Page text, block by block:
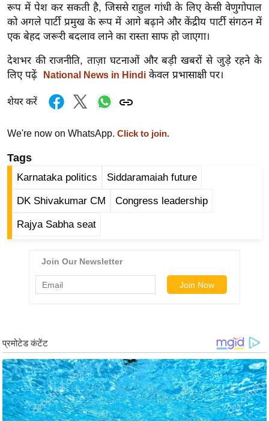
रं
ज
न
ज
ग
बॉ
वु
ड
वु
e
a
k
i
n
रूप में पेश कर सकती है, जिससे राहुल गांधी के लिए केसी वेणुगोपाल
को अगले पार्टी प्रमुख के रूप में आगे बढ़ाने और केंद्रीय पार्टी संगठन में
एक बेहद जरूरी बदलाव लाने का रास्ता साफ हो जाएगा।
देशभर की राजनीति, ताज़ा घटनाओं और बड़ी खबरों से जुड़े रहने के
लिए पढ़ें
National News in Hindi केवल प्रभासाक्षी पर।
शेयर करें
We're now on WhatsApp. Click to join.
Tags
Karnataka politics Siddaramaiah future
DK Shivakumar CM Congress leadership
Rajya Sabha seat